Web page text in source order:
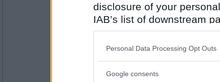
disclosure of your
IAB’s list of downstream
also be disclosed by us
Downstream Participants
Please note that this
Personal Data Processing Opt Outs
Google consents
2947
Alvdal